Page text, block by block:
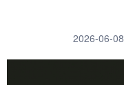
2026-06-